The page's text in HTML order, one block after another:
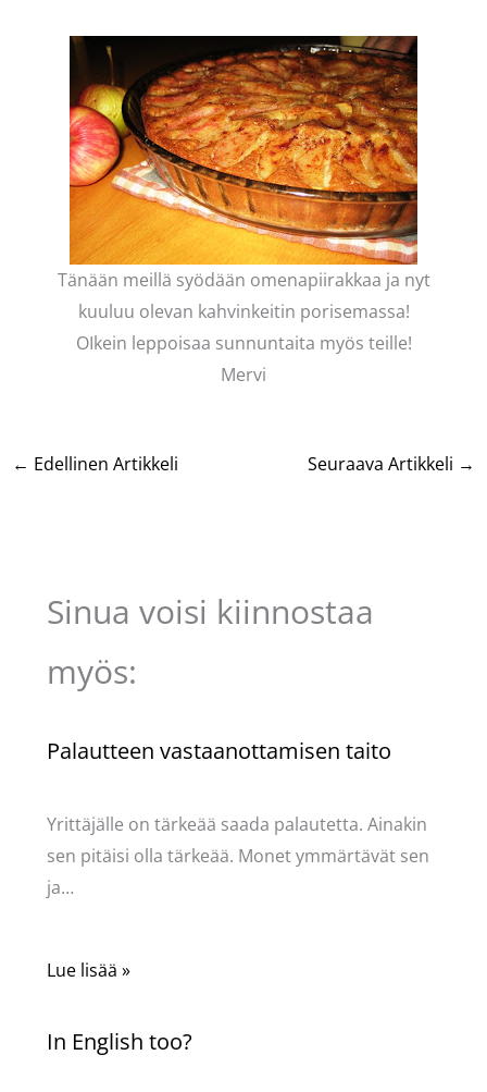
Tänään meillä syödään omenapiirakkaa ja nyt
kuuluu olevan kahvinkeitin porisemassa!
OIkein leppoisaa sunnuntaita myös teille!
Mervi
← Edellinen Artikkeli Seuraava Artikkeli →
Sinua voisi kiinnostaa
myös:
Palautteen vastaanottamisen taito
Yrittäjälle on tärkeää saada palautetta. Ainakin
sen pitäisi olla tärkeää. Monet ymmärtävät sen
ja…
Lue lisää »
In English too?